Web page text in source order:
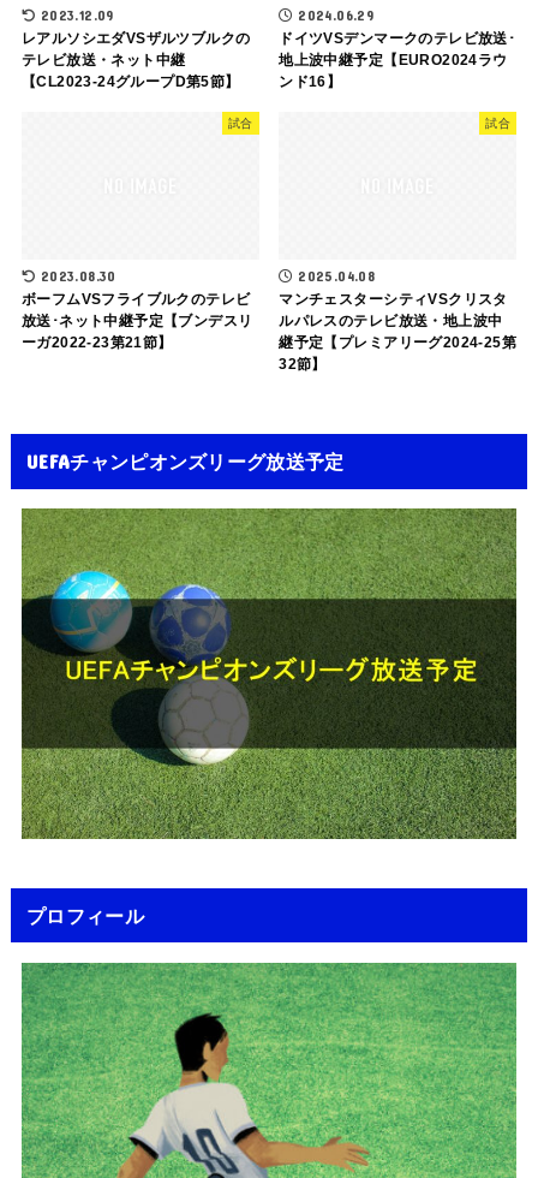
2023.12.09
レアルソシエダVSザルツブルクの
テレビ放送・ネット中継
【CL2023-24グループD第5節】
2024.06.29
ドイツVSデンマークのテレビ放送･
地上波中継予定【EURO2024ラウ
ンド16】
試合
2023.08.30
ボーフムVSフライブルクのテレビ
放送･ネット中継予定【ブンデスリ
ーガ2022-23第21節】
試合
2025.04.08
マンチェスターシティVSクリスタ
ルパレスのテレビ放送・地上波中
継予定【プレミアリーグ2024-25第
32節】
UEFAチャンピオンズリーグ放送予定
プロフィール